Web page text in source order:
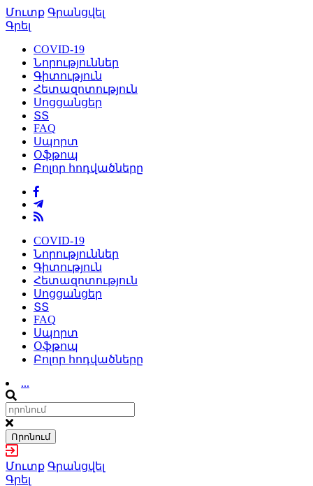
Մուտք Գրանցվել
Գրել
COVID-19
Նորություններ
Գիտություն
Հետազոտություն
Սոցցանցեր
ՏՏ
FAQ
Սպորտ
Օֆթոպ
Բոլոր հոդվածները
COVID-19
Նորություններ
Գիտություն
Հետազոտություն
Սոցցանցեր
ՏՏ
FAQ
Սպորտ
Օֆթոպ
Բոլոր հոդվածները
...
Որոնում
Մուտք Գրանցվել
Գրել